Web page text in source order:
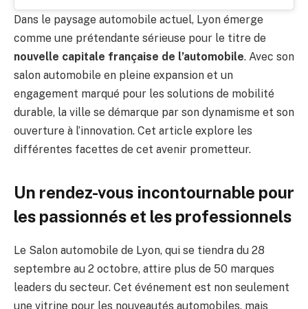
Dans le paysage automobile actuel, Lyon émerge
comme une prétendante sérieuse pour le titre de
nouvelle capitale française de l’automobile. Avec son
salon automobile en pleine expansion et un
engagement marqué pour les solutions de mobilité
durable, la ville se démarque par son dynamisme et son
ouverture à l’innovation. Cet article explore les
différentes facettes de cet avenir prometteur.
Un rendez-vous incontournable pour
les passionnés et les professionnels
Le Salon automobile de Lyon, qui se tiendra du 28
septembre au 2 octobre, attire plus de 50 marques
leaders du secteur. Cet événement est non seulement
une vitrine pour les nouveautés automobiles, mais